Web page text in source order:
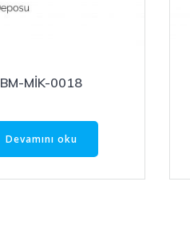
BM-MİK-0018
Devamını oku